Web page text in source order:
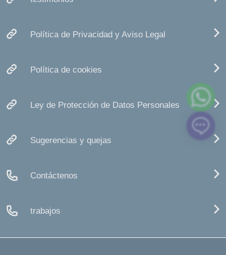
Política de Privacidad y Aviso Legal
Política de cookies
Ley de Protección de Datos Personales
Sugerencias y quejas
Contáctenos
trabajos